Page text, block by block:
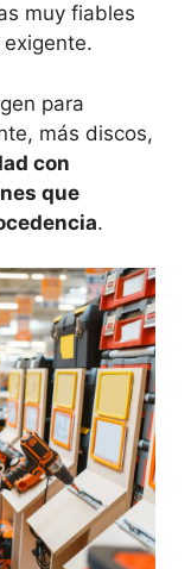
muy fiables
para
más discos,
con
que
.